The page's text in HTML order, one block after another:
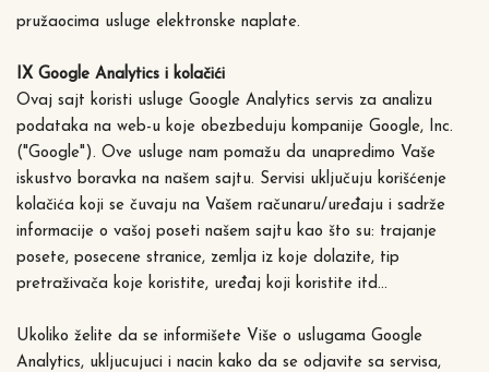
pružaocima usluge elektronske naplate.
IX Google Analytics i kolačići
Ovaj sajt koristi usluge Google Analytics servis za analizu
podataka na web-u koje obezbeduju kompanije Google, Inc.
("Google"). Ove usluge nam pomažu da unapredimo Vaše
iskustvo boravka na našem sajtu. Servisi uključuju korišćenje
kolačića koji se čuvaju na Vašem računaru/uređaju i sadrže
informacije o vašoj poseti našem sajtu kao što su: trajanje
posete, posecene stranice, zemlja iz koje dolazite, tip
pretraživača koje koristite, uređaj koji koristite itd...
Ukoliko želite da se informišete Više o uslugama Google
Analytics, ukljucujuci i nacin kako da se odjavite sa servisa,